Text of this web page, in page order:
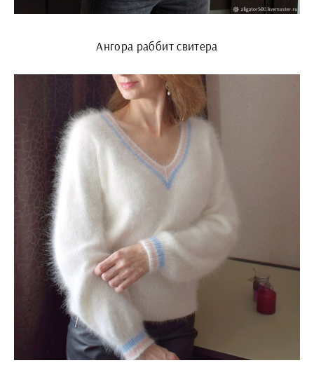
Ангора раббит свитера